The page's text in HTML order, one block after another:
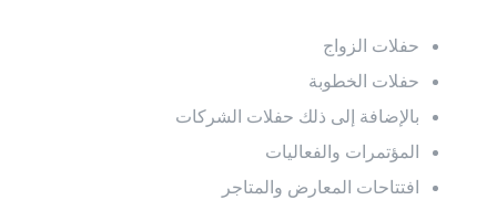
حفلات الزواج
حفلات الخطوبة
بالإضافة إلى ذلك حفلات الشركات
المؤتمرات والفعاليات
افتتاحات المعارض والمتاجر